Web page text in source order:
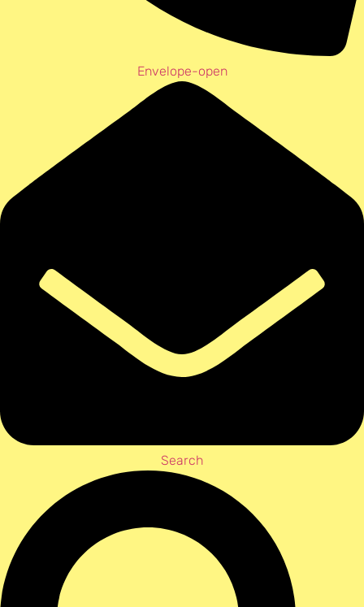
Envelope-open
Search